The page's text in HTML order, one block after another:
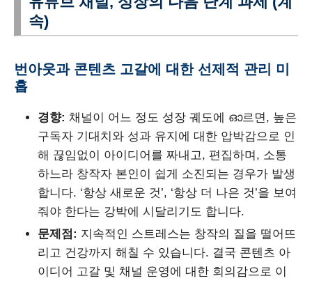
속)
번아웃과 콘텐츠 고갈에 대한 선제적 관리 미
흡
경향: 채널이 어느 정도 성장 궤도에 ഓ르면, 높은
구독자 기대치와 성과 유지에 대한 압박감으로 인
해 끊임없이 아이디어를 짜내고, 편집하며, 소통
하느라 창작자 본인이 쉽게 소진되는 경우가 발생
합니다. ‘항상 새로운 것’, ‘항상 더 나은 것’을 보여
줘야 한다는 강박에 시달리기도 합니다.
문제점: 지속적인 스트레스는 창작의 질을 떨어뜨
리고 건강까지 해칠 수 있습니다. 결국 콘텐츠 아
이디어 고갈 및 채널 운영에 대한 회의감으로 이